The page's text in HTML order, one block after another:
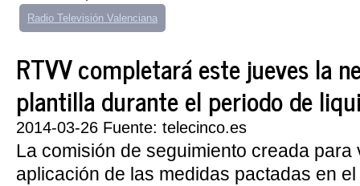
Radio Televisión Valenciana
RTVV completará este jueves la
plantilla durante el periodo de
2014-03-26 Fuente: telecinco.es
La comisión de seguimiento creada para
aplicación de las medidas pactadas en